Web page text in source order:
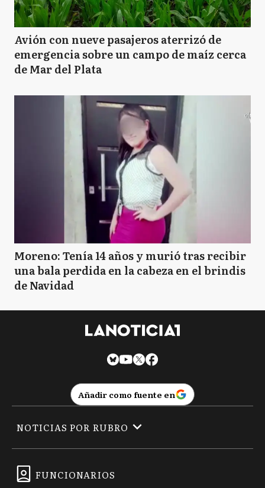
Avión con nueve pasajeros aterrizó de
emergencia sobre un campo de maíz cerca
de Mar del Plata
Moreno: Tenía 14 años y murió tras recibir
una bala perdida en la cabeza en el brindis
de Navidad
Añadir como fuente en
FUNCIONARIOS
NOTICIAS POR RUBRO